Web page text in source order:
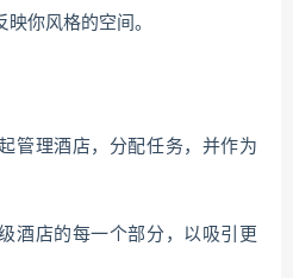
你风格的空间。
管理酒店，分配任务，并作为
酒店的每一个部分，以吸引更